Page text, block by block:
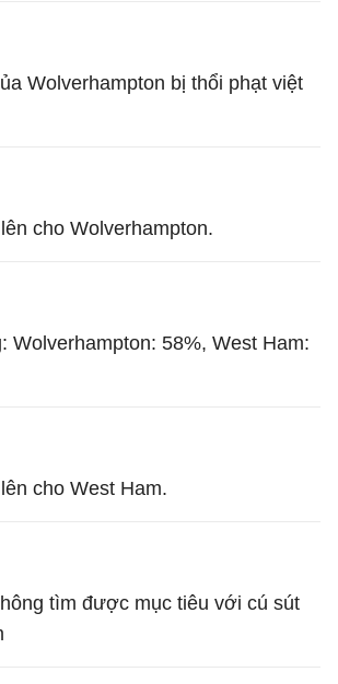
Wolverhampton bị thổi phạt việt
cho Wolverhampton.
Wolverhampton: 58%, West Ham:
cho West Ham.
tìm được mục tiêu với cú sút